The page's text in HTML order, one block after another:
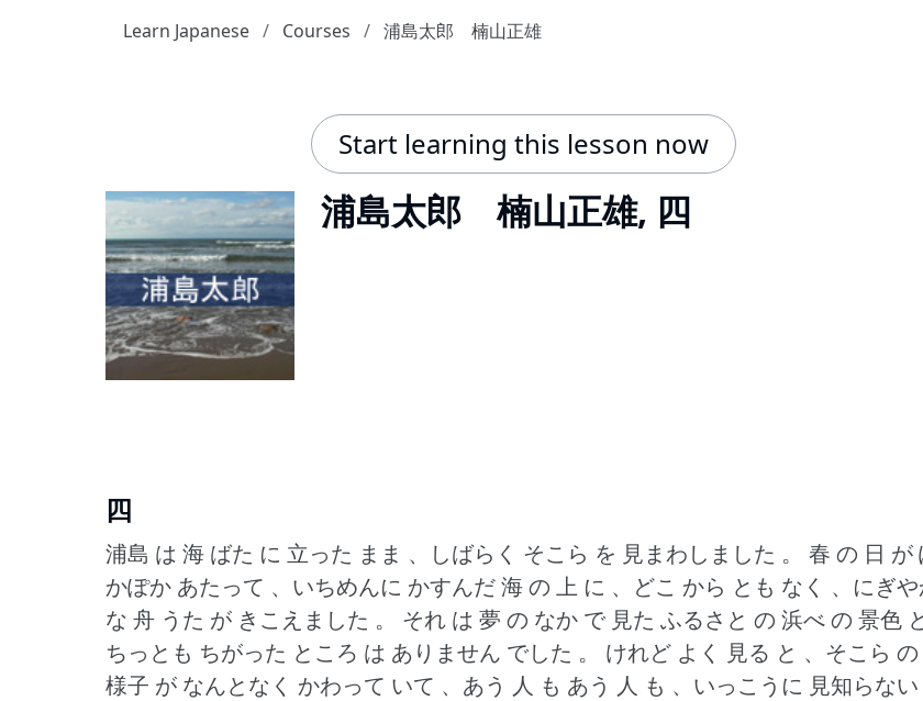
Learn Japanese
Courses 浦島太郎 楠山正雄
Start learning this lesson now
浦島太郎 楠山正雄, 四
四
浦島 は 海 ばた に 立った まま 、しばらく そこら を 見まわしました 。
春 の 日 が
かぽか あたって 、いちめんに かすんだ 海 の 上 に 、どこ から とも なく 、にぎ
な 舟 うた が きこえました 。
それ は 夢 の なか で 見た ふるさと の 浜べ の 景色
ちっとも ちがった ところ は ありません でした 。
けれど よく 見る と 、そこら の
様子 が なんとなく かわって いて 、あう 人 も あう 人 も 、いっこうに 見知らない